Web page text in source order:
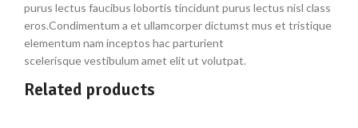
purus lectus faucibus lobortis tincidunt purus lectus nisl class
eros.Condimentum a et ullamcorper dictumst mus et tristique
elementum nam inceptos hac parturient
scelerisque vestibulum amet elit ut volutpat.
Related products